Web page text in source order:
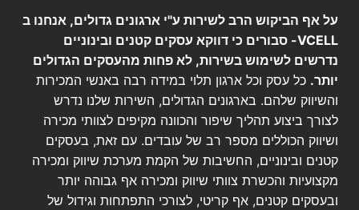
על אף הביקוש הרב לשירות ע"י ארגונים גדולים, אנחנו ב
VCELL- סבורים כי דווקא עסקים קטנים ובינוניים
נדרשים לשימוש בשירות, לא פחות מהעסקים הגדולים
יותר. כל עסק וכל ארגון תלוי במידה רבה באנשי המכירות
והשיווק שלהם. בארגונים הגדולים, השירות שלנו נדרש
לצורך ביצוע תהליך שיפור והכוונה מקיפים לצוותי מכירה
ושיווק הכוללים מספר רב של עובדים. עם זאת, בעסקים
קטנים ובינוניים, החשיבות של הקמת מערכת שיווק ומכירה
מקצועיות והכשרת צוותי שיווק ומכירה אף גבוהה יותר
ובעסקים קטנים, אף קריטי, לצורכי התפתחות וגידול של